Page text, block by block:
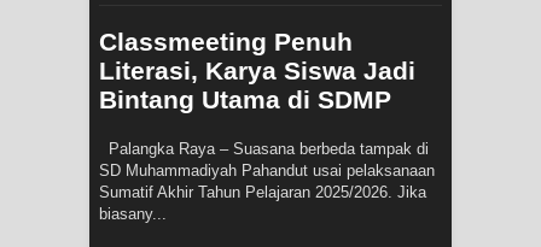
Classmeeting Penuh
Literasi, Karya Siswa Jadi
Bintang Utama di SDMP
Palangka Raya – Suasana berbeda tampak di
SD Muhammadiyah Pahandut usai pelaksanaan
Sumatif Akhir Tahun Pelajaran 2025/2026. Jika
biasany...